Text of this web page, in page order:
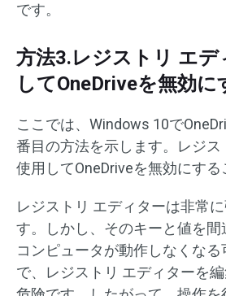
です。
方法3.レジストリ エデ
してOneDriveを無効に
ここでは、Windows 10で
番目の方法を示します。レジス
使用してOneDriveを無効にする
レジストリ エディターは非常
す。しかし、そのキーと値を間
コンピュータが動作しなくな
で、レジストリ エディターを